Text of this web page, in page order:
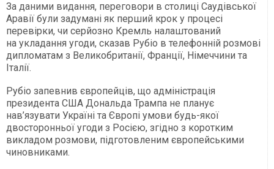
За даними видання, переговори в столиці Саудівської
Аравії були задумані як перший крок у процесі
перевірки, чи серйозно Кремль налаштований
на укладання угоди, сказав Рубіо в телефонній розмові
дипломатам з Великобританії, Франції, Німеччини та
Італії.
Рубіо запевнив європейців, що адміністрація
президента США Дональда Трампа не планує
нав’язувати Україні та Європі умови будь-якої
двосторонньої угоди з Росією, згідно з коротким
викладом розмови, підготовленим європейськими
чиновниками.